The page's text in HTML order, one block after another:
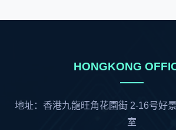
HONGKONG
地址：香港九龍旺角花園街 2-16号好
室